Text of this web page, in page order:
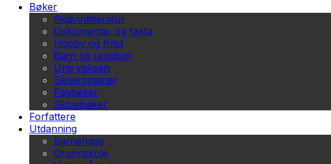
Bøker
Skjønnlitteratur
Dokumentar og fakta
Hobby og fritid
Barn og ungdom
Ung voksen
Serieromaner
Fagbøker
Skolebøker
Forfattere
Utdanning
Barnehage
Grunnskole